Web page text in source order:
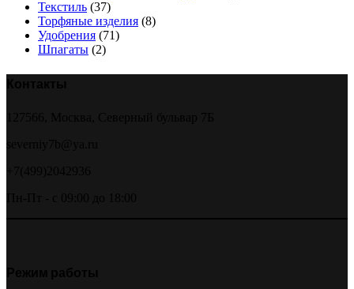
Текстиль (37)
Торфяные изделия (8)
Удобрения (71)
Шпагаты (2)